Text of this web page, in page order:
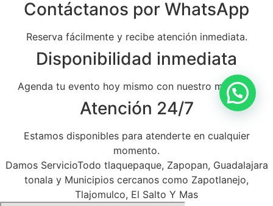
Contáctanos por WhatsApp
Reserva fácilmente y recibe atención inmediata.
Disponibilidad inmediata
Agenda tu evento hoy mismo con nuestro mariachi.
Atención 24/7
Estamos disponibles para atenderte en cualquier
momento.
Damos ServicioTodo tlaquepaque, Zapopan, Guadalajara
tonala y Municipios cercanos como Zapotlanejo,
Tlajomulco, El Salto Y Mas